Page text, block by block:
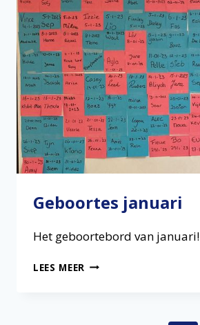
Geboortes januari
Het geboortebord van januari!
LEES MEER GEBOORTES